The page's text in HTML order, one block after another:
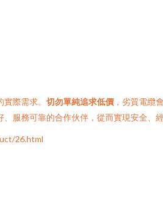
際需求。 切勿單純追求低價 ，劣質電纜
服務可靠的合作伙伴，從而實現安全、
26.html